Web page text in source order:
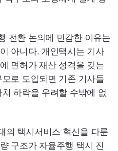
전환 논의에 민감한 이유는
아니다. 개인택시는 기사
면허가 재산 성격을 갖는
로 도입되면 기존 기사들
하락을 우려할 수밖에 없
의 택시서비스 혁신을 다룬
구조가 자율주행 택시 진